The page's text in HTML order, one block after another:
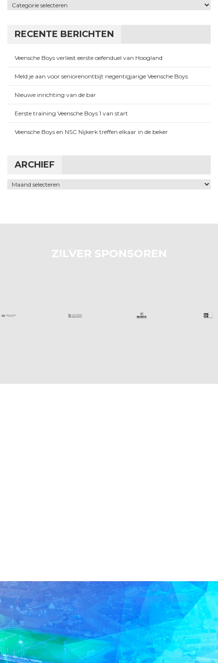
Categorieën
RECENTE BERICHTEN
Veensche Boys verliest eerste oefenduel van Hoogland
Meld je aan voor seniorenontbijt negentigjarige Veensche Boys
Nieuwe inrichting van de bar
Eerste training Veensche Boys 1 van start
Veensche Boys en NSC Nijkerk treffen elkaar in de beker
ARCHIEF
Archief
ZILVER SPONSOREN